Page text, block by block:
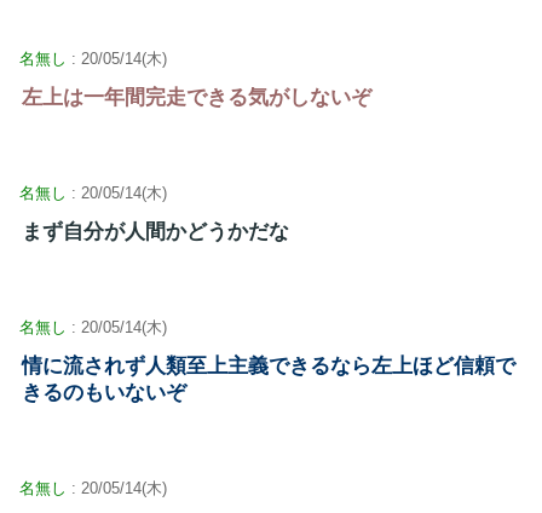
名無し : 20/05/14(木)
左上は一年間完走できる気がしないぞ
名無し : 20/05/14(木)
まず自分が人間かどうかだな
名無し : 20/05/14(木)
情に流されず人類至上主義できるなら左上ほど信頼で
きるのもいないぞ
名無し : 20/05/14(木)